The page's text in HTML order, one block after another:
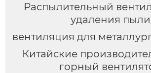
Распылительный
удаления пыли
вентиляция для
Китайские
горный